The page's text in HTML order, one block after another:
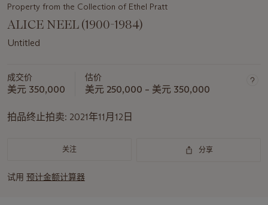
Property from the Collection of Ethel Pratt
ALICE NEEL (1900-1984)
Untitled
成交价
美元 350,000
估价
美元 250,000 – 美元 350,000
拍品终止拍卖: 2021年11月12日
关注 分享
试用 预计金额计算器